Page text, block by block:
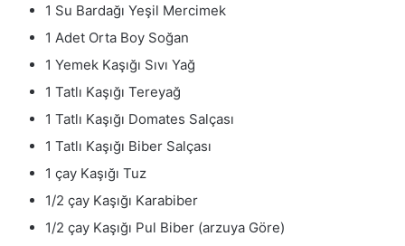
1 Su Bardağı Yeşil Mercimek
1 Adet Orta Boy Soğan
1 Yemek Kaşığı Sıvı Yağ
1 Tatlı Kaşığı Tereyağ
1 Tatlı Kaşığı Domates Salçası
1 Tatlı Kaşığı Biber Salçası
1 çay Kaşığı Tuz
1/2 çay Kaşığı Karabiber
1/2 çay Kaşığı Pul Biber (arzuya Göre)